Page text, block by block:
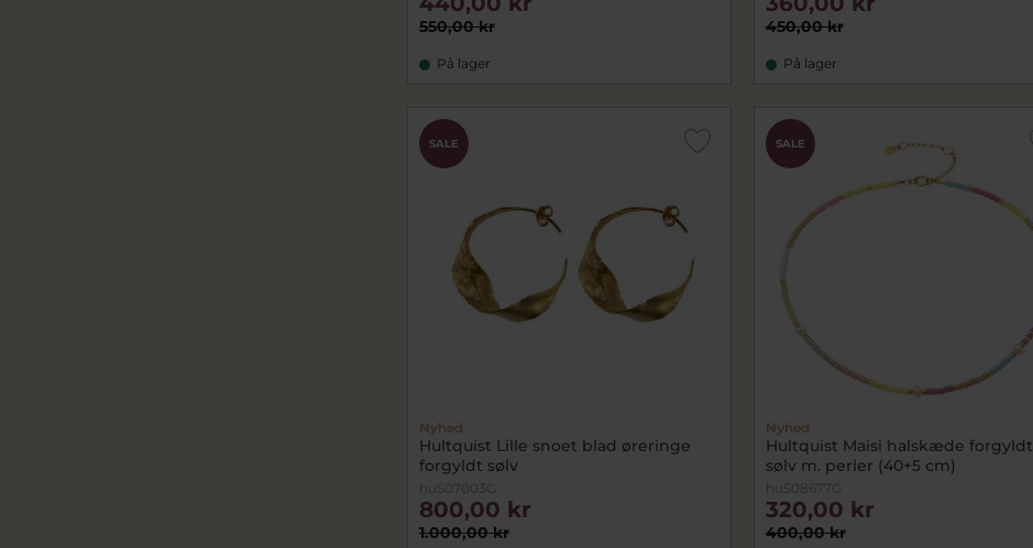
550,00 kr
På lager
450,00 kr
På lager
SALE
Nyhed
Hultquist Lille snoet blad øreringe
forgyldt sølv
huS07003G
1.000,00 kr
800,00 kr
SALE
Nyhed
Hultquist Maisi halskæde forgyldt
sølv m. perler (40+5 cm)
huS08677G
400,00 kr
320,00 kr